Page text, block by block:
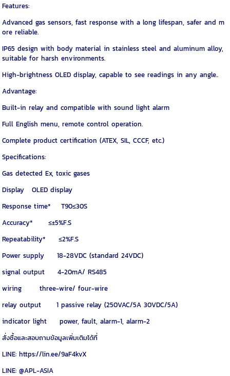
Features:
Advanced gas sensors, fast response with a long lifespan, safer and m
ore reliable.
IP65 design with body material in stainless steel and aluminum alloy,
suitable for harsh environments.
High-brightness OLED display, capable to see readings in any angle..
Advantage:
Built-in relay and compatible with sound light alarm
Full English menu, remote control operation.
Complete product certification (ATEX, SIL, CCCF, etc.)
Specifications:
Gas detected Ex, toxic gases
Display OLED display
Response time* T90≤30S
Accuracy* ≤±5%F.S
Repeatability* ≤2%F.S
Power supply 18-28VDC (standard 24VDC)
signal output 4-20mA/ RS485
wiring three-wire/ four-wire
relay output 1 passive relay (250VAC/5A 30VDC/5A)
indicator light power, fault, alarm-1, alarm-2
สั่งซื้อและสอบถามข้อมูลเพิ่มเติมได้ที่
LINE: https://lin.ee/9aF4kvX
LINE: @APL-ASIA